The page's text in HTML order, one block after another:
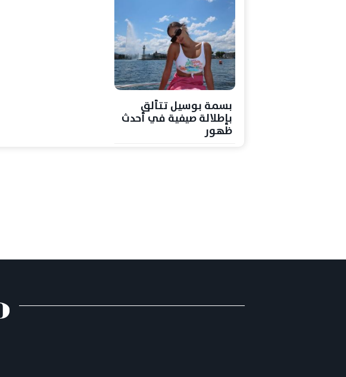
بسمة بوسيل تتألق
بإطلالة صيفية في أحدث
ظهور